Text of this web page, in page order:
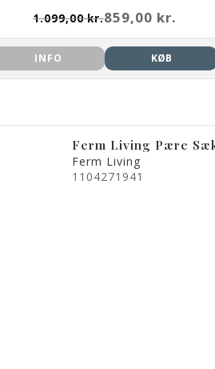
1.099,00 kr.859,00 kr.
INFO KØB
Ferm Living Pære
Ferm Living
1104271941